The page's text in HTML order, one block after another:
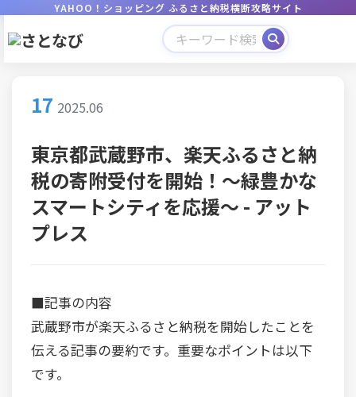
YAHOO！ショッピング ふるさと納税横断攻略サイト
17 2025.06
東京都武蔵野市、楽天ふるさと納
税の寄附受付を開始！〜緑豊かな
スマートシティを応援〜 - アット
プレス
■記事の内容
武蔵野市が楽天ふるさと納税を開始したことを
伝える記事の要約です。重要なポイントは以下
です。